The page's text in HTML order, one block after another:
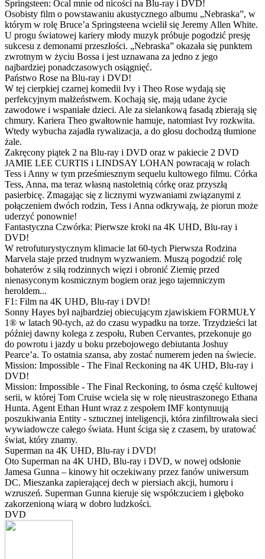
Springsteen: Ocal mnie od nicości na Blu-ray i DVD!
Osobisty film o powstawaniu akustycznego albumu „Nebraska”, w
którym w rolę Bruce’a Springsteena wcielił się Jeremy Allen White.
U progu światowej kariery młody muzyk próbuje pogodzić presję
sukcesu z demonami przeszłości. „Nebraska” okazała się punktem
zwrotnym w życiu Bossa i jest uznawana za jedno z jego
najbardziej ponadczasowych osiągnięć.
Państwo Rose na Blu-ray i DVD!
W tej cierpkiej czarnej komedii Ivy i Theo Rose wydają się
perfekcyjnym małżeństwem. Kochają się, mają udane życie
zawodowe i wspaniałe dzieci. Ale za sielankową fasadą zbierają się
chmury. Kariera Theo gwałtownie hamuje, natomiast Ivy rozkwita.
Wtedy wybucha zajadła rywalizacja, a do głosu dochodzą tłumione
żale.
Zakręcony piątek 2 na Blu-ray i DVD oraz w pakiecie 2 DVD
JAMIE LEE CURTIS i LINDSAY LOHAN powracają w rolach
Tess i Anny w tym prześmiesznym sequelu kultowego filmu. Córka
Tess, Anna, ma teraz własną nastoletnią córkę oraz przyszłą
pasierbicę. Zmagając się z licznymi wyzwaniami związanymi z
połączeniem dwóch rodzin, Tess i Anna odkrywają, że piorun może
uderzyć ponownie!
Fantastyczna Czwórka: Pierwsze kroki na 4K UHD, Blu-ray i
DVD!
W retrofuturystycznym klimacie lat 60-tych Pierwsza Rodzina
Marvela staje przed trudnym wyzwaniem. Muszą pogodzić rolę
bohaterów z siłą rodzinnych więzi i obronić Ziemię przed
nienasyconym kosmicznym bogiem oraz jego tajemniczym
heroldem...
F1: Film na 4K UHD, Blu-ray i DVD!
Sonny Hayes był najbardziej obiecującym zjawiskiem FORMUŁY
1® w latach 90-tych, aż do czasu wypadku na torze. Trzydzieści lat
później dawny kolega z zespołu, Ruben Cervantes, przekonuje go
do powrotu i jazdy u boku przebojowego debiutanta Joshuy
Pearce’a. To ostatnia szansa, aby zostać numerem jeden na świecie.
Mission: Impossible - The Final Reckoning na 4K UHD, Blu-ray i
DVD!
Mission: Impossible - The Final Reckoning, to ósma część kultowej
serii, w której Tom Cruise wciela się w rolę nieustraszonego Ethana
Hunta. Agent Ethan Hunt wraz z zespołem IMF kontynuują
poszukiwania Entity - sztucznej inteligencji, która zinfiltrowała sieci
wywiadowcze całego świata. Hunt ściga się z czasem, by uratować
świat, który znamy.
Superman na 4K UHD, Blu-ray i DVD!
Oto Superman na 4K UHD, Blu-ray i DVD, w nowej odsłonie
Jamesa Gunna – kinowy hit oczekiwany przez fanów uniwersum
DC. Mieszanka zapierającej dech w piersiach akcji, humoru i
wzruszeń. Superman Gunna kieruje się współczuciem i głęboko
zakorzenioną wiarą w dobro ludzkości.
DVD